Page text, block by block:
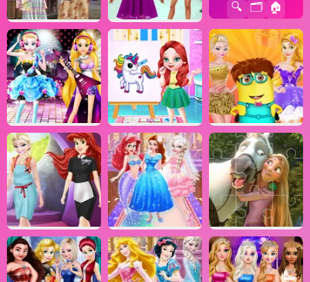
🏠
🗂️
🔍